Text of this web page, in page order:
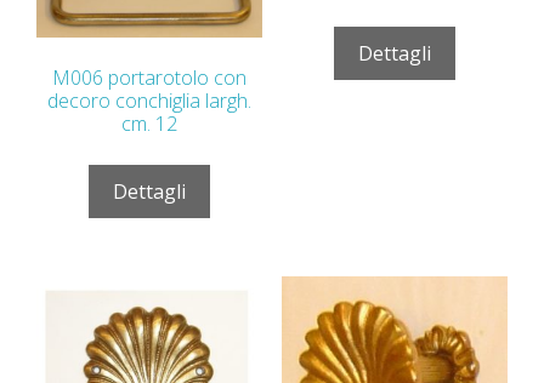
M006 portarotolo con
decoro conchiglia largh.
cm. 12
Dettagli
Dettagli